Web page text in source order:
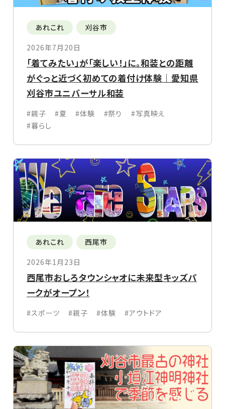
あれこれ
刈谷市
2026年7月20日
「着てみたい」が「楽しい！」に。和装との距離
がぐっと近づく初めての着付け体験｜愛知県
刈谷市ユニバーサル和装
#親子 #夏 #体験 #祭り
#写真映え
#暮らし
あれこれ
西尾市
2026年1月23日
西尾市おしろタウンシャオに未来型キッズパ
ークがオープン！
#スポーツ #親子 #体験 #アウトドア